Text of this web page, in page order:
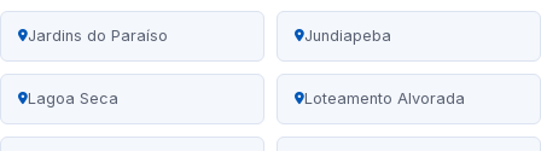
Jardins do Paraíso Jundiapeba
Lagoa Seca Loteamento Alvorada